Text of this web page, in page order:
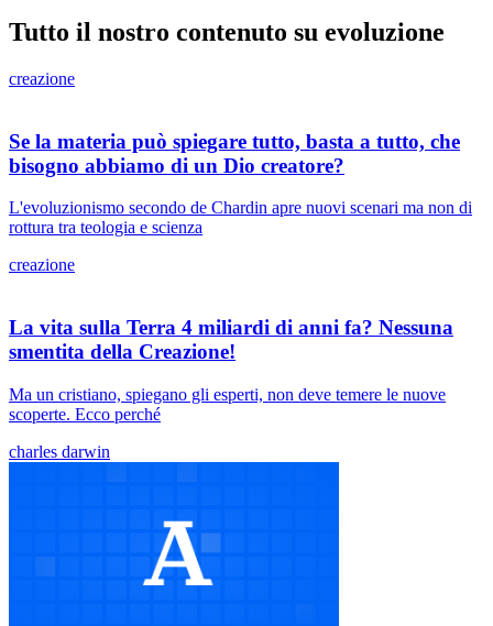
Tutto il nostro contenuto su evoluzione
creazione
Se la materia può spiegare tutto, basta a tutto, che
bisogno abbiamo di un Dio creatore?
L'evoluzionismo secondo de Chardin apre nuovi scenari ma non di
rottura tra teologia e scienza
creazione
La vita sulla Terra 4 miliardi di anni fa? Nessuna
smentita della Creazione!
Ma un cristiano, spiegano gli esperti, non deve temere le nuove
scoperte. Ecco perché
charles darwin